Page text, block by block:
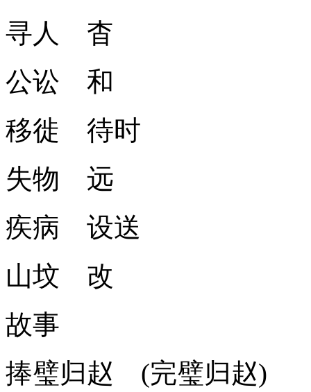
寻人 杳
公讼 和
移徙 待时
失物 远
疾病 设送
山坟 改
故事
捧璧归赵 (完璧归赵)